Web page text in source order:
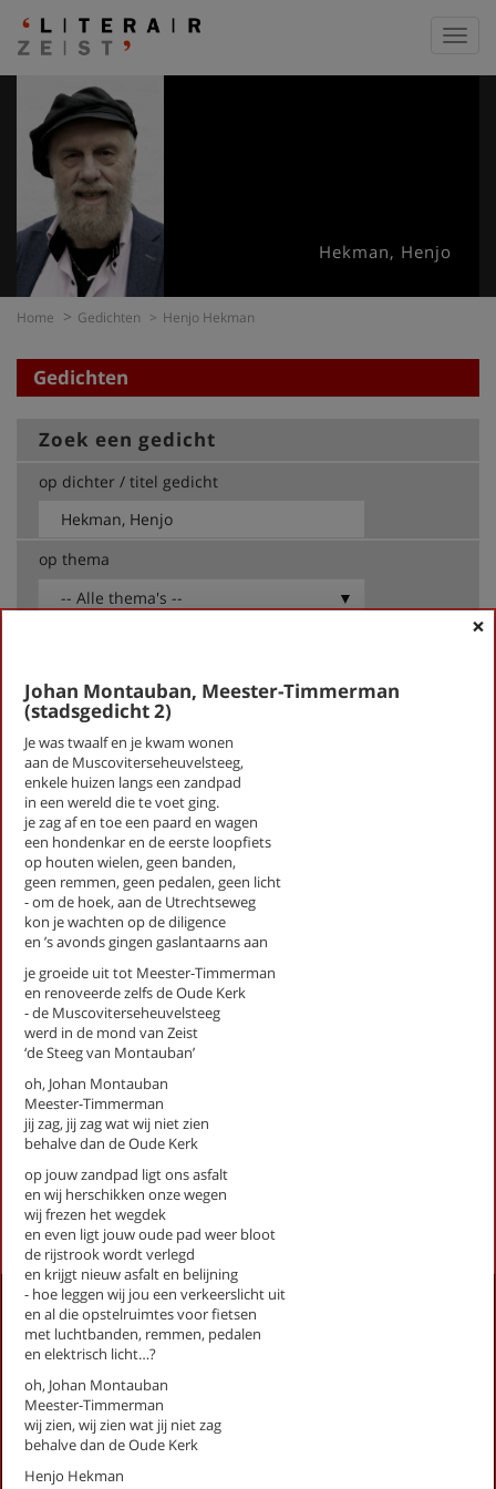
Hekman, Henjo
Home Gedichten Henjo Hekman
Gedichten
Zoek een gedicht
op dichter / titel gedicht
op thema
-- Alle thema's --
Amice (stadsgedicht 22)
CV-sonnet voor Fred (stadsgedicht 16)
De dieren van Kerckebosch (Stadsgedicht 14)
Dichters
Drieluik voor Astrid (stadsgedicht 7)
Een andere vloer (stadsgedicht 27)
Een drogisterij aan de boskant (stadsgedicht 26)
Een in- en uitloophuis (stadsgedicht 6)
Gerodorp (Stadsgedicht 24)
Groeten uit het Weeshuis (stadsgedicht 25)
Het Gilde gaat je voor…(Stadsgedicht 19)
Hoe ik langzaam een mantel aantrek (stadsgedicht 3)
Honderd jaar afscheid (Stadsgedicht 15)
Hooggeëerd publiek
Iemand moet het doen (stadsgedicht 9)
Ik ben jouw plein (stadsgedicht 12)
Johan Montauban, Meester-Timmerman (stadsgedicht 2)
Landschapsmanager (stadsgedicht 21)
Netwerkborrelpoëzie (Stadsgedicht 17)
«First‹Previous
1 2 NextLast
×
Johan Montauban, Meester-Timmerman
(stadsgedicht 2)
Je was twaalf en je kwam wonen
aan de Muscoviterseheuvelsteeg,
enkele huizen langs een zandpad
in een wereld die te voet ging.
je zag af en toe een paard en wagen
een hondenkar en de eerste loopfiets
op houten wielen, geen banden,
geen remmen, geen pedalen, geen licht
- om de hoek, aan de Utrechtseweg
kon je wachten op de diligence
en ’s avonds gingen gaslantaarns aan
je groeide uit tot Meester-Timmerman
en renoveerde zelfs de Oude Kerk
- de Muscoviterseheuvelsteeg
werd in de mond van Zeist
‘de Steeg van Montauban’
oh, Johan Montauban
Meester-Timmerman
jij zag, jij zag wat wij niet zien
behalve dan de Oude Kerk
op jouw zandpad ligt ons asfalt
en wij herschikken onze wegen
wij frezen het wegdek
en even ligt jouw oude pad weer bloot
de rijstrook wordt verlegd
en krijgt nieuw asfalt en belijning
- hoe leggen wij jou een verkeerslicht uit
en al die opstelruimtes voor fietsen
met luchtbanden, remmen, pedalen
en elektrisch licht…?
oh, Johan Montauban
Meester-Timmerman
wij zien, wij zien wat jij niet zag
behalve dan de Oude Kerk
Henjo Hekman
Activiteiten
Lezingen door en over schrijvers
Stadsdichtersduo van Zeist
Boek & Film
Literatuurprijs Zeist
Leesclubs / leesgroepen